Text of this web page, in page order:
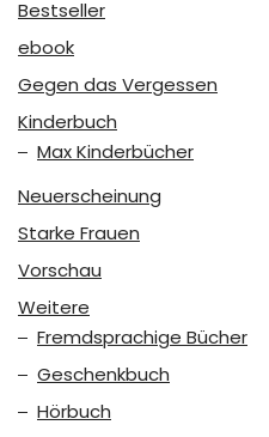
Bestseller
ebook
Gegen das Vergessen
Kinderbuch
Max Kinderbücher
Neuerscheinung
Starke Frauen
Vorschau
Weitere
Fremdsprachige Bücher
Geschenkbuch
Hörbuch